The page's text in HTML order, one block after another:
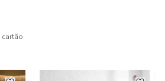
cartão